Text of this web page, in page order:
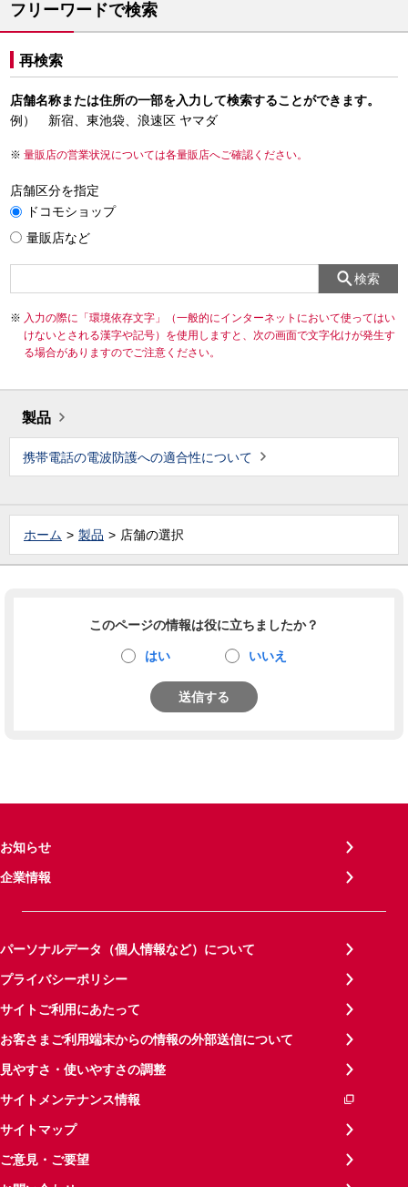
フリーワードで検索
再検索
店舗名称または住所の一部を入力して検索することができます。
例） 新宿、東池袋、浪速区 ヤマダ
量販店の営業状況については各量販店へご確認ください。
店舗区分を指定
ドコモショップ
量販店など
検索
入力の際に「環境依存文字」（一般的にインターネットにおいて使ってはい
けないとされる漢字や記号）を使用しますと、次の画面で文字化けが発生す
る場合がありますのでご注意ください。
製品
携帯電話の電波防護への適合性について
ホーム 製品 店舗の選択
このページの情報は役に立ちましたか？
はい いいえ
送信する
お知らせ
企業情報
パーソナルデータ（個人情報など）について
プライバシーポリシー
サイトご利用にあたって
お客さまご利用端末からの情報の外部送信について
見やすさ・使いやすさの調整
サイトメンテナンス情報
サイトマップ
ご意見・ご要望